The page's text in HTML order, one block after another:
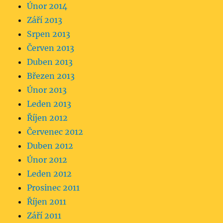
Únor 2014
Září 2013
Srpen 2013
Červen 2013
Duben 2013
Březen 2013
Únor 2013
Leden 2013
Říjen 2012
Červenec 2012
Duben 2012
Únor 2012
Leden 2012
Prosinec 2011
Říjen 2011
Září 2011